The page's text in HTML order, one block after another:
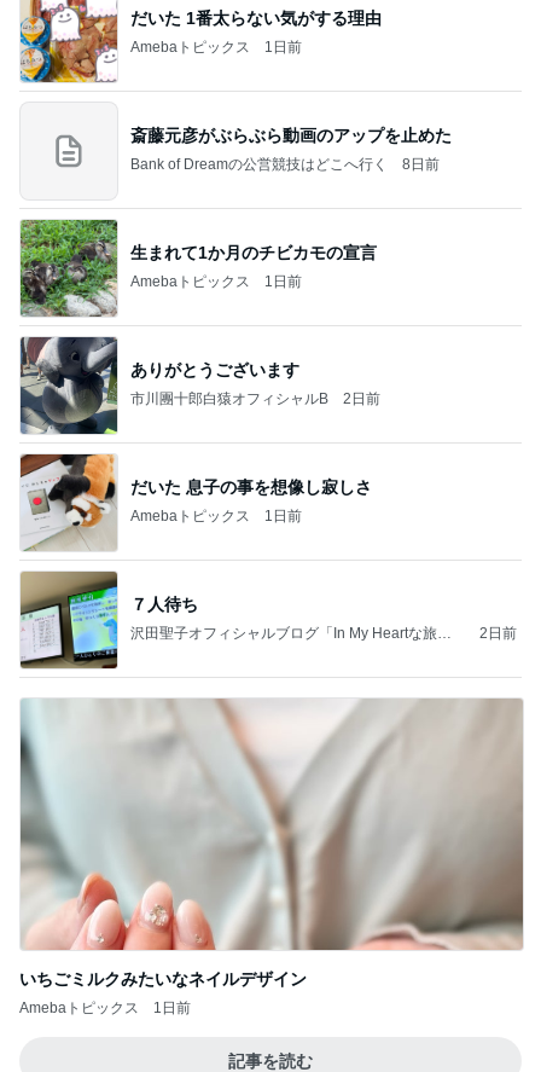
だいた 1番太らない気がする理由
Amebaトピックス 1日前
斎藤元彦がぶらぶら動画のアップを止めた
Bank of Dreamの公営競技はどこへ行く 8日前
生まれて1か月のチビカモの宣言
Amebaトピックス 1日前
ありがとうございます
市川團十郎白猿オフィシャルB 2日前
だいた 息子の事を想像し寂しさ
Amebaトピックス 1日前
７人待ち
沢田聖子オフィシャルブログ「In My Heartな旅日
2日前
いちごミルクみたいなネイルデザイン
Amebaトピックス 1日前
記事を読む